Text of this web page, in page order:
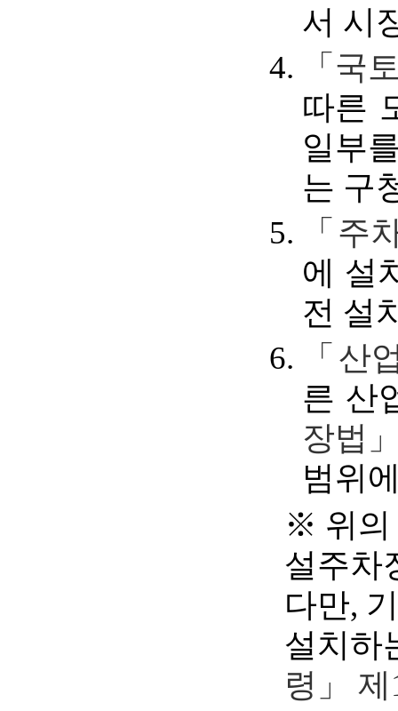
서 시
「국
따른
일부
는 구
「주
에 설
전 설
「산
른 산
장법
범위
※ 위의
설주차
다만,
설치하
령」